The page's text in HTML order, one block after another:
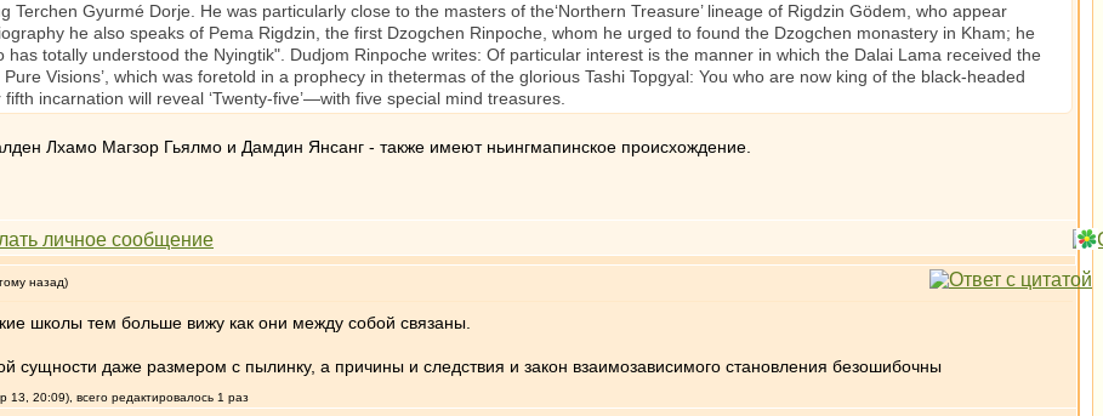
Terchen Gyurmé Dorje. He was particularly close to the masters of the‘Northern Treasure’ lineage of Rigdzin Gödem, who appear
he also speaks of Pema Rigdzin, the first Dzogchen Rinpoche, whom he urged to found the Dzogchen monastery in Kham; he
totally understood the Nyingtik". Dudjom Rinpoche writes: Of particular interest is the manner in which the Dalai Lama received the
Visions’, which was foretold in a prophecy in thetermas of the glorious Tashi Topgyal: You who are now king of the black-headed
incarnation will reveal ‘Twenty-five’—with five special mind treasures.
Лхамо Магзор Гьялмо и Дамдин Янсанг - также имеют ньингмапинское происхождение.
назад)
школы тем больше вижу как они между собой связаны.
сущности даже размером с пылинку, а причины и следствия и закон взаимозависимого становления безошибочны
20:09), всего редактировалось 1 раз